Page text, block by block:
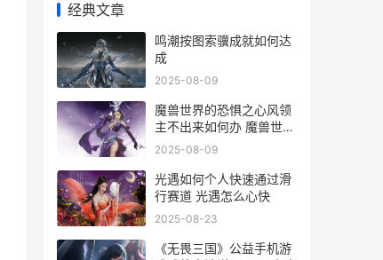
经典文章
鸣潮按图索骥成就如何达
成
2025-08-09
魔兽世界的恐惧之心风领
主不出来如何办 魔兽世界
恐惧减速计时器怎么用
2025-08-09
光遇如何个人快速通过滑
行赛道 光遇怎么心快
2025-08-23
《无畏三国》公益手机游